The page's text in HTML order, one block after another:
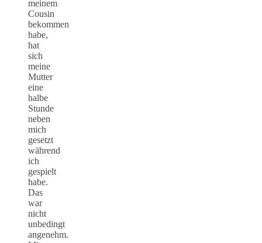
meinem
Cousin
bekommen
habe,
hat
sich
meine
Mutter
eine
halbe
Stunde
neben
mich
gesetzt
während
ich
gespielt
habe.
Das
war
nicht
unbedingt
angenehm.